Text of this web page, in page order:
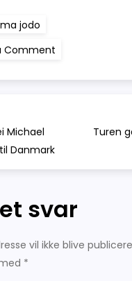
jodo
Comment
vi
Michael
Danmark
Turen
svar
vil ikke blive
*